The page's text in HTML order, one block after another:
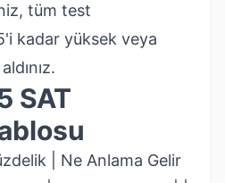
tüm test
kadar yüksek veya
SAT
| Ne Anlama Gelir